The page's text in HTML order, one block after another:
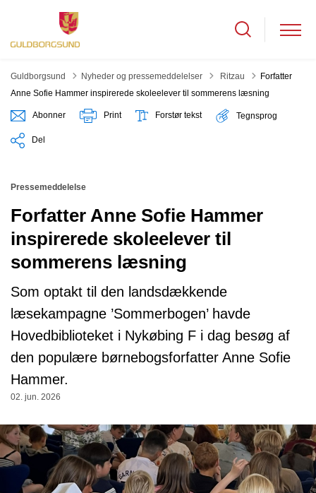
Guldborgsund Nyheder og pressemeddelelser Tilbage til
Ritzau
Forfatter
Anne Sofie Hammer inspirerede skoleelever til sommerens læsning
Abonner Print Forstør tekst Tegnsprog
Del
Pressemeddelelse
Forfatter Anne Sofie Hammer
inspirerede skoleelever til
sommerens læsning
Som optakt til den landsdækkende
læsekampagne ’Sommerbogen’ havde
Hovedbiblioteket i Nykøbing F i dag besøg af
den populære børnebogsforfatter Anne Sofie
Hammer.
02. jun. 2026